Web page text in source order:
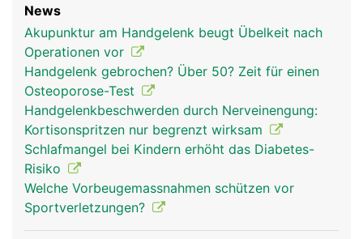
News
Akupunktur am Handgelenk beugt Übelkeit nach
Operationen vor
Handgelenk gebrochen? Über 50? Zeit für einen
Osteoporose-Test
Handgelenkbeschwerden durch Nerveinengung:
Kortisonspritzen nur begrenzt wirksam
Schlafmangel bei Kindern erhöht das Diabetes-
Risiko
Welche Vorbeugemassnahmen schützen vor
Sportverletzungen?